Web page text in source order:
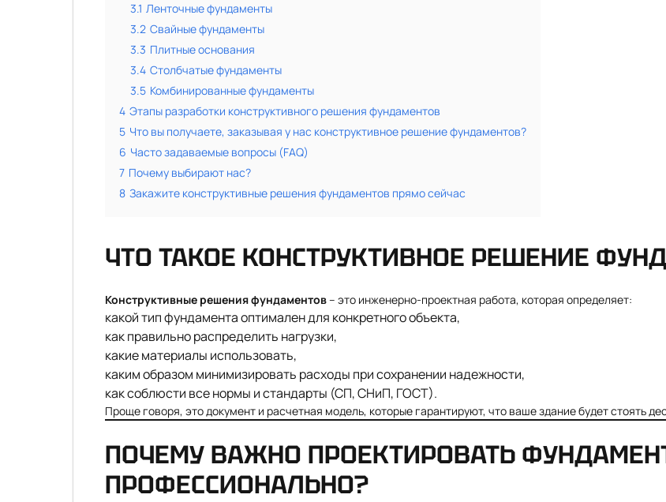
3.1 Ленточные фундаменты
3.2 Свайные фундаменты
3.3 Плитные основания
3.4 Столбчатые фундаменты
3.5 Комбинированные фундаменты
4 Этапы разработки конструктивного решения фундаментов
5 Что вы получаете, заказывая у нас конструктивное решение фундаментов?
6 Часто задаваемые вопросы (FAQ)
7 Почему выбирают нас?
8 Закажите конструктивные решения фундаментов прямо сейчас
ЧТО ТАКОЕ КОНСТРУКТИВНОЕ РЕШЕНИЕ
Конструктивные решения фундаментов– это инженерно-проектная работа, которая определяет:
какой тип фундамента оптимален для конкретного объекта,
как правильно распределить нагрузки,
какие материалы использовать,
каким образом минимизировать расходы при сохранении надежности,
как соблюсти все нормы и стандарты (СП, СНиП, ГОСТ).
Проще говоря, это документ и расчетная модель, которые гарантируют, что ваше здание будет стоять
ПОЧЕМУ ВАЖНО ПРОЕКТИРОВАТЬ
ПРОФЕССИОНАЛЬНО?